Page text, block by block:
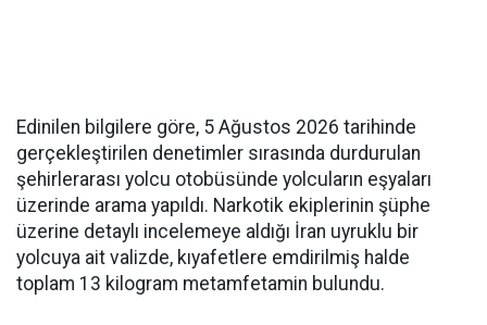
Edinilen bilgilere göre, 5 Ağustos 2026 tarihinde
gerçekleştirilen denetimler sırasında durdurulan
şehirlerarası yolcu otobüsünde yolcuların eşyaları
üzerinde arama yapıldı. Narkotik ekiplerinin şüphe
üzerine detaylı incelemeye aldığı İran uyruklu bir
yolcuya ait valizde, kıyafetlere emdirilmiş halde
toplam 13 kilogram metamfetamin bulundu.